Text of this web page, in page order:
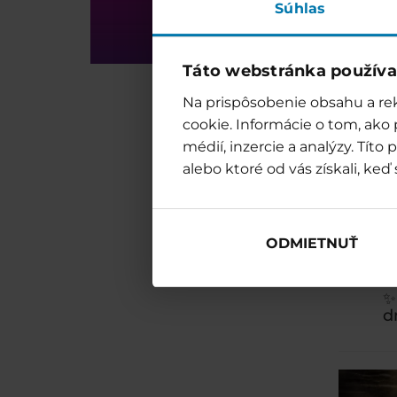
Súhlas
Táto webstránka
Na prispôsobenie obsahu a
cookie. Informácie o tom,
médií, inzercie a analýzy.
alebo ktoré od vás získali,
ODMIETNUŤ
🪷
➕